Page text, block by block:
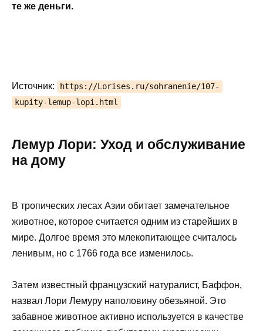
те же деньги.
Источник:
https://Lorises.ru/sohranenie/107-
kupity-lemup-lopi.html
Лемур Лори: Уход и обслуживание
на дому
В тропических лесах Азии обитает замечательное
животное, которое считается одним из старейших в
мире. Долгое время это млекопитающее считалось
ленивым, но с 1766 года все изменилось.
Затем известный французский натуралист, Баффон,
назвал Лори Лемуру наполовину обезьяной. Это
забавное животное активно используется в качестве